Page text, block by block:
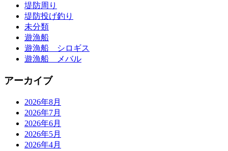
堤防周り
堤防投げ釣り
未分類
遊漁船
遊漁船 シロギス
遊漁船 メバル
アーカイブ
2026年8月
2026年7月
2026年6月
2026年5月
2026年4月